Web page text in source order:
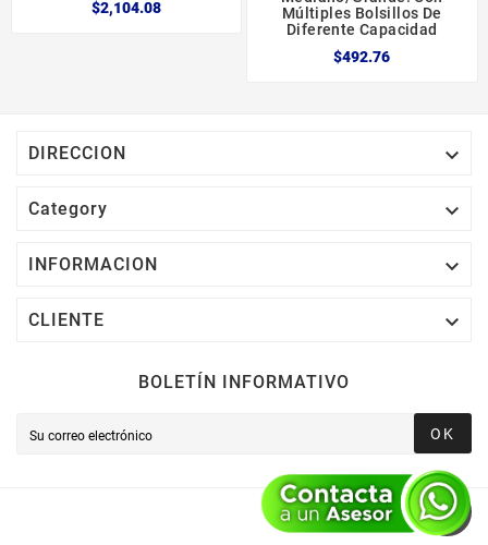
$2,104.08
Múltiples Bolsillos De
Diferente Capacidad
$492.76
DIRECCION 
Category 
INFORMACION 
CLIENTE 
BOLETÍN INFORMATIVO
OK